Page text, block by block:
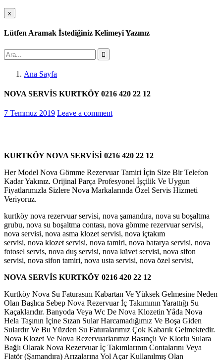
x
Lütfen Aramak İstediğiniz Kelimeyi Yazınız
Ana Sayfa
NOVA SERVİS KURTKÖY 0216 420 22 12
7 Temmuz 2019 Leave a comment
KURTKÖY NOVA SERVİSİ 0216 420 22 12
Her Model Nova Gömme Rezervuar Tamiri İçin Size Bir Telefon
Kadar Yakınız. Orijinal Parça Profesyonel İşçilik Ve Uygun
Fiyatlarımızla Sizlere Nova Markalarında Özel Servis Hizmeti
Veriyoruz.
kurtköy nova rezervuar servisi, nova şamandıra, nova su boşaltma
grubu, nova su boşaltma contası, nova gömme rezervuar servisi,
nova servisi, nova asma klozet servisi, nova içtakım
servisi, nova klozet servisi, nova tamiri, nova batarya servisi, nova
fotosel servis, nova duş servisi, nova küvet servisi, nova sifon
servisi, nova sifon tamiri, nova usta servisi, nova özel servisi,
NOVA SERVİS KURTKÖY 0216 420 22 12
Kurtköy Nova Su Faturasını Kabartan Ve Yüksek Gelmesine Neden
Olan Başlıca Sebep Nova Rezervuar İç Takımının Yarattığı Su
Kaçaklarıdır. Banyoda Veya Wc De Nova Klozetin Yâda Nova
Hela Taşının İçine Sızan Sular Harcamadığımız Ve Boşa Giden
Sulardır Ve Bu Yüzden Su Faturalarımız Çok Kabarık Gelmektedir.
Nova Klozet Ve Nova Rezervuarlarımız Basınçlı Ve Klorlu Sulara
Bağlı Olarak Nova Rezervuar İç Takımlarının Contalarını Veya
Flatör (Şamandıra) Arızalarına Yol Açar Kullanılmış Olan